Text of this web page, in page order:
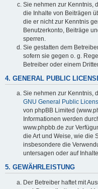
Sie nehmen zur Kenntnis,
die Inhalte von Beiträgen
die er nicht zur Kenntnis
Benutzerkonto, Beiträge
sperren.
Sie gestatten dem
sofern sie gegen o. g.
Betreiber oder einem
4. GENERAL PUBLIC
Sie nehmen zur Kenntnis,
GNU General Public
von phpBB Limited
Informationen werden
www.phpbb.de zur
die Art und Weise, wie die
insbesondere die
untersagen oder auf
5. GEWÄHRLEISTUNG
Der Betreiber haftet mit